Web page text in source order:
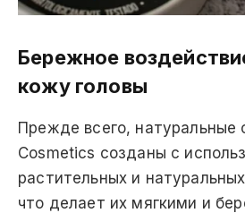
Бережное
кожу головы
Прежде всего, натуральные
Cosmetics созданы с
растительных и
что делает их мягкими и